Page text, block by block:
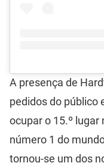
A presença de
pedidos do público
ocupar o 15.º lugar
número 1 do
tornou-se um dos